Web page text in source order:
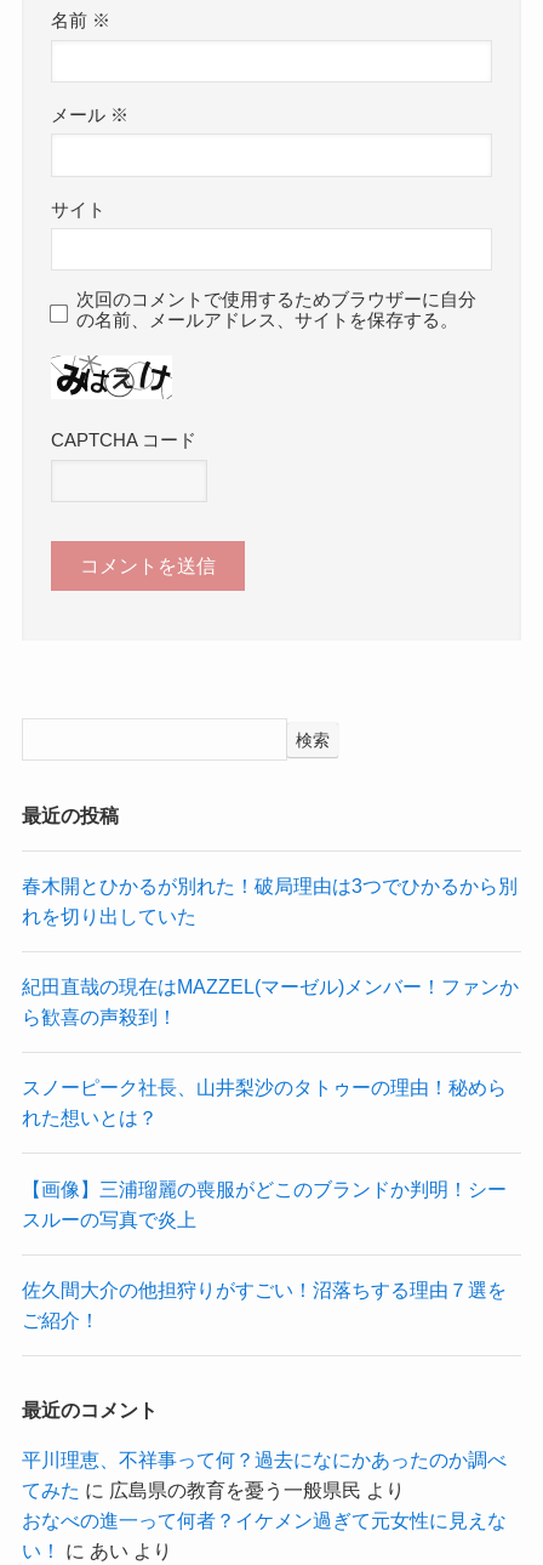
名前 ※
メール ※
サイト
次回のコメントで使用するためブラウザーに自分
の名前、メールアドレス、サイトを保存する。
CAPTCHA コード
検索
最近の投稿
春木開とひかるが別れた！破局理由は3つでひかるから別
れを切り出していた
紀田直哉の現在はMAZZEL(マーゼル)メンバー！ファンか
ら歓喜の声殺到！
スノーピーク社長、山井梨沙のタトゥーの理由！秘めら
れた想いとは？
【画像】三浦瑠麗の喪服がどこのブランドか判明！シー
スルーの写真で炎上
佐久間大介の他担狩りがすごい！沼落ちする理由７選を
ご紹介！
最近のコメント
平川理恵、不祥事って何？過去になにかあったのか調べ
てみた に 広島県の教育を憂う一般県民 より
おなべの進一って何者？イケメン過ぎて元女性に見えな
い！
に あい より